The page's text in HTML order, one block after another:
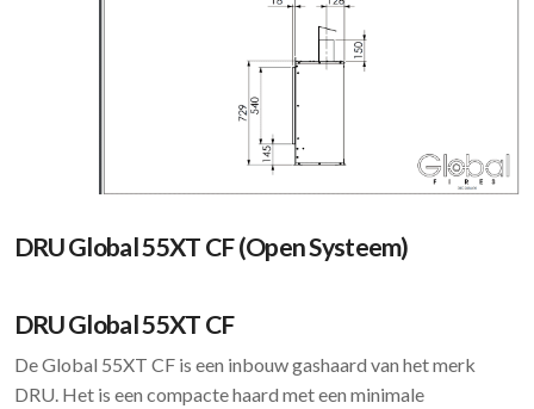
DRU Global 55XT CF (Open Systeem)
DRU Global 55XT CF
De Global 55XT CF is een inbouw gashaard van het merk
DRU. Het is een compacte haard met een minimale